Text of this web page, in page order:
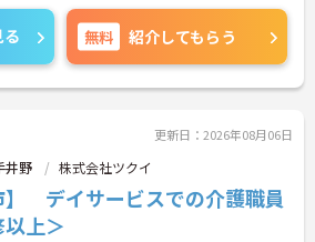
無料 紹介してもらう
更新日：2026年08月06日
井野 株式会社ツクイ
】 デイサービスでの介護職員
上＞